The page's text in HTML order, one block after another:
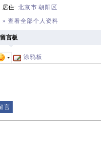
居住: 北京市 朝阳区
» 查看全部个人资料
留言板
涂鸦板